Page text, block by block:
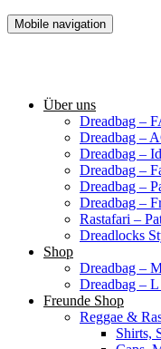
Mobile navigation
Über uns
Dreadbag –
Dreadbag –
Dreadbag –
Dreadbag –
Dreadbag –
Dreadbag –
Rastafari –
Dreadlocks
Shop
Dreadbag –
Dreadbag –
Freunde Shop
Reggae &
Shirts,